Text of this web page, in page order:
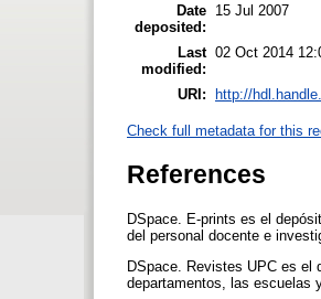
Date
deposited:
15 Jul 2007
Last
modified:
02 Oct 2014
URI: http://
Check full metadata for this
References
DSpace. E-prints es el
del personal docente e
DSpace. Revistes UPC es el
departamentos, las escuelas